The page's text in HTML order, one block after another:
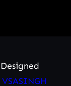
Designed
VSASINGH